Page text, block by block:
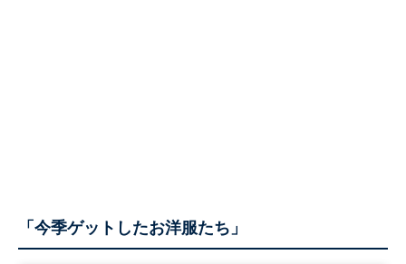
「今季ゲットしたお洋服たち」